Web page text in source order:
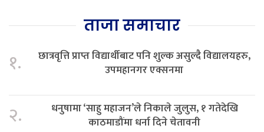
ताजा समाचार
१.
छात्रवृत्ति प्राप्त विद्यार्थीबाट पनि शुल्क असुल्दै विद्यालयहरु,
उपमहानगर एक्सनमा
२.
धनुषामा ‘साहु महाजन’ले निकाले जुलुस, १ गतेदेखि
काठमाडौंमा धर्ना दिने चेतावनी